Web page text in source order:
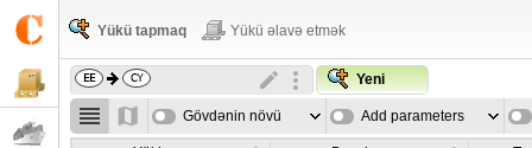
Yükü tapmaq Yükü əlavə etmək
Yeni
Gövdənin növü Add parameters